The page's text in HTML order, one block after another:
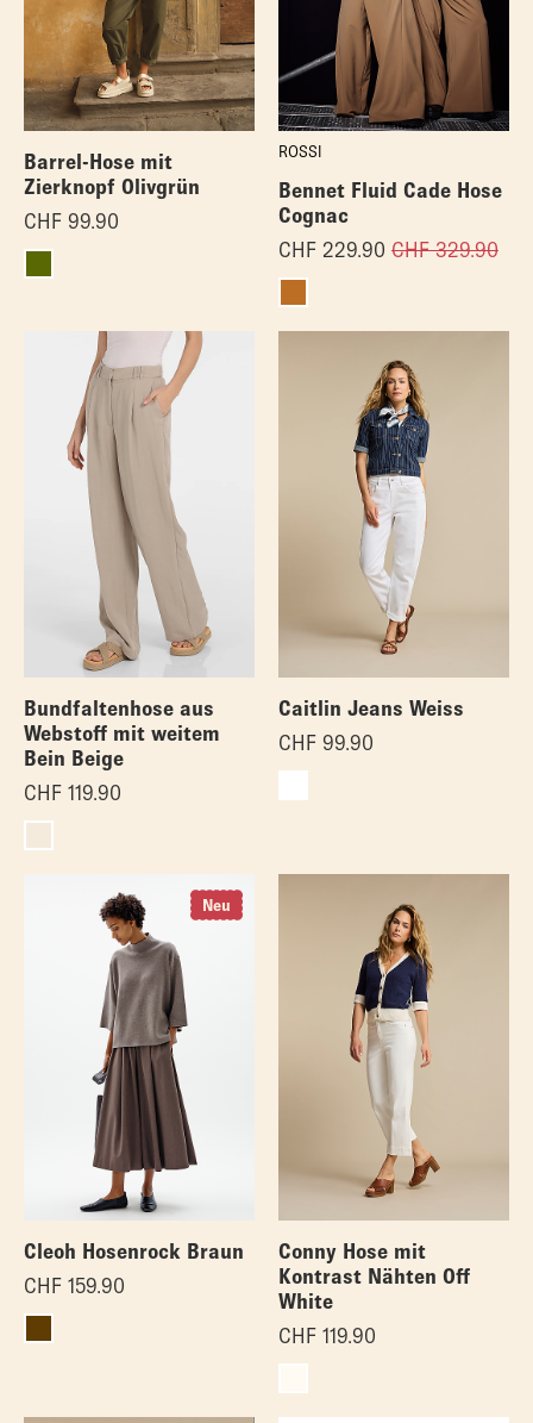
Barrel-Hose mit
Zierknopf Olivgrün
CHF 99.90
ROSSI
Bennet Fluid Cade Hose
Cognac
CHF329.90
CHF 229.90
Bundfaltenhose aus
Webstoff mit weitem
Bein Beige
CHF 119.90
Caitlin Jeans Weiss
CHF 99.90
Neu
Cleoh Hosenrock Braun
CHF 159.90
Conny Hose mit
Kontrast Nähten Off
White
CHF 119.90